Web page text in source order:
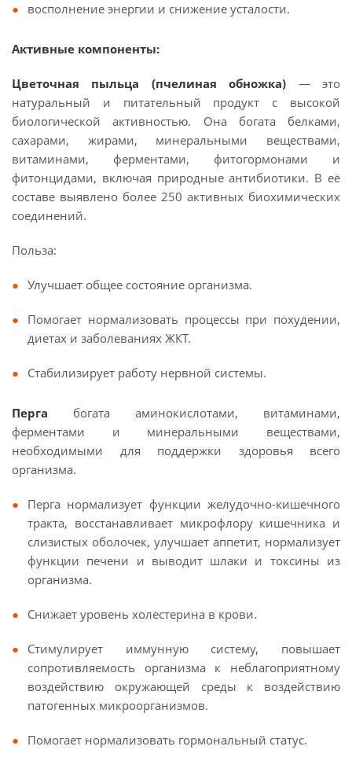
восполнение энергии и снижение усталости.
Активные компоненты:
Цветочная пыльца (пчелиная обножка) — это
натуральный и питательный продукт с высокой
биологической активностью. Она богата белками,
сахарами, жирами, минеральными веществами,
витаминами, ферментами, фитогормонами и
фитонцидами, включая природные антибиотики. В её
составе выявлено более 250 активных биохимических
соединений.
Польза:
Улучшает общее состояние организма.
Помогает нормализовать процессы при похудении,
диетах и заболеваниях ЖКТ.
Стабилизирует работу нервной системы.
Перга богата аминокислотами, витаминами,
ферментами и минеральными веществами,
необходимыми для поддержки здоровья всего
организма.
Перга нормализует функции желудочно-кишечного
тракта, восстанавливает микрофлору кишечника и
слизистых оболочек, улучшает аппетит, нормализует
функции печени и выводит шлаки и токсины из
организма.
Снижает уровень холестерина в крови.
Стимулирует иммунную систему, повышает
сопротивляемость организма к неблагоприятному
воздействию окружающей среды к воздействию
патогенных микроорганизмов.
Помогает нормализовать гормональный статус.